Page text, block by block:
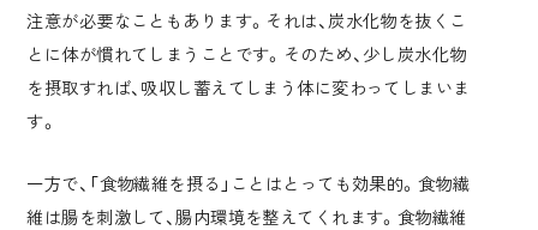
注意が必要なこともあります。それは、炭水化物を抜くこ
とに体が慣れてしまうことです。そのため、少し炭水化物
を摂取すれば、吸収し蓄えてしまう体に変わってしまいま
す。
一方で、「食物繊維を摂る」ことはとっても効果的。 食物繊
維は腸を刺激して、腸内環境を整えてくれます。食物繊維